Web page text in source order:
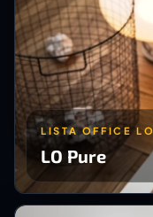
LISTA OFFICE LO
LO Pure